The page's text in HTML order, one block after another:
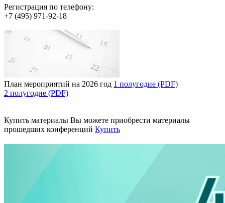
Регистрация по телефону:
+7 (495) 971-92-18
План мероприятий на 2026 год 1 полугодие (PDF)
2 полугодие (PDF)
Купить материалы Вы можете приобрести материалы
прошедших конференций Купить